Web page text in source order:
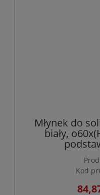
Młynek do
biały,
Kod